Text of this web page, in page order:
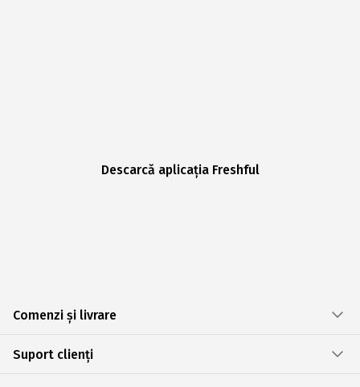
Descarcă aplicația Freshful
Comenzi și livrare
Suport clienți